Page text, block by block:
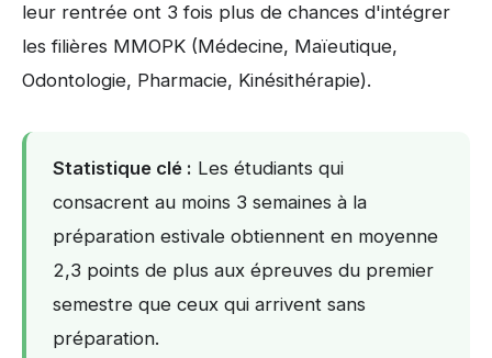
leur rentrée ont 3 fois plus de chances d'intégrer
les filières MMOPK (Médecine, Maïeutique,
Odontologie, Pharmacie, Kinésithérapie).
Statistique clé : Les étudiants qui
consacrent au moins 3 semaines à la
préparation estivale obtiennent en moyenne
2,3 points de plus aux épreuves du premier
semestre que ceux qui arrivent sans
préparation.